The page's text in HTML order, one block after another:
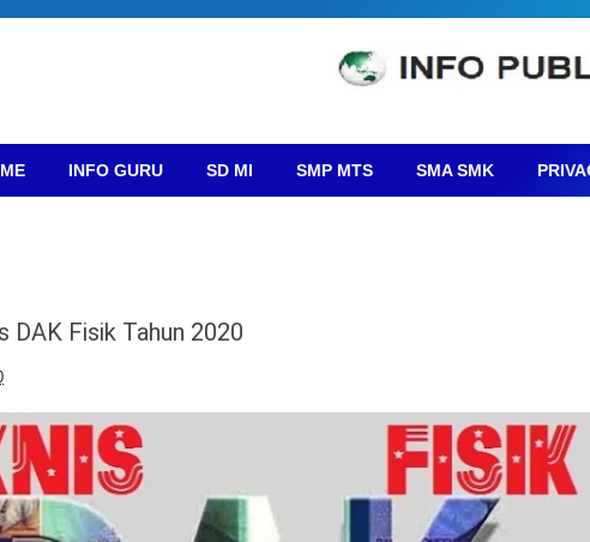
INFO GURU SD MI SMP MTS SMA SMK
DAK Fisik Tahun 2020